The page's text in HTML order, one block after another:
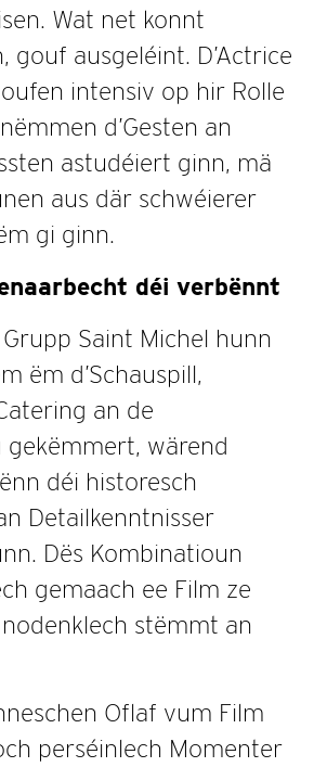
Wat net konnt
gouf ausgeléint. D’Actrice
intensiv op hir Rolle
d’Gesten an
astudéiert ginn, mä
aus där schwéierer
gi ginn.
déi verbënnt
Grupp Saint Michel hunn
ëm d’Schauspill,
an de
gekëmmert, wärend
déi historesch
Detailkenntnisser
Dës Kombinatioun
gemaach ee Film ze
stëmmt an
Oflaf vum Film
perséinlech Momenter